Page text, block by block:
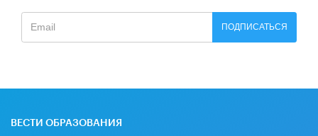
ПОДПИСАТЬСЯ
ВЕСТИ ОБРАЗОВАНИЯ